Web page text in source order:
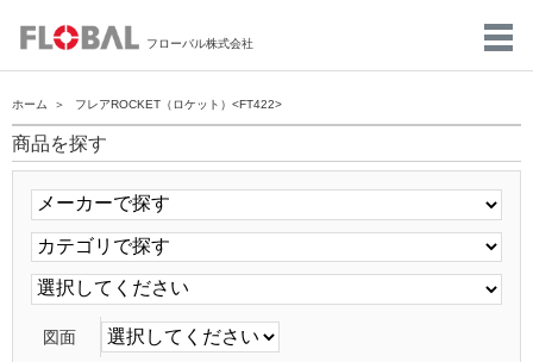
フローバル株式会社
ホーム フレアROCKET（ロケット）<FT422>
商品を探す
図面